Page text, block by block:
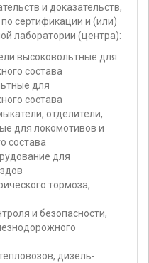
и доказательств,
сертификации и (или)
лаборатории (центра):
высоковольтные для
состава
для
состава
отделители,
для локомотивов и
состава
для
тормоза,
и безопасности,
дизель-